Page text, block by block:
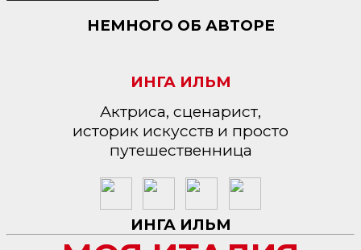
НЕМНОГО ОБ АВТОРЕ
ИНГА ИЛЬМ
Актриса, сценарист,
историк искусств и просто
путешественница
ИНГА ИЛЬМ